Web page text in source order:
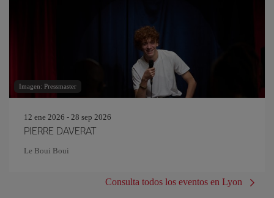
Imagen: Pressmaster
12 ene 2026 - 28 sep 2026
PIERRE DAVERAT
Le Boui Boui
Consulta todos los eventos en Lyon